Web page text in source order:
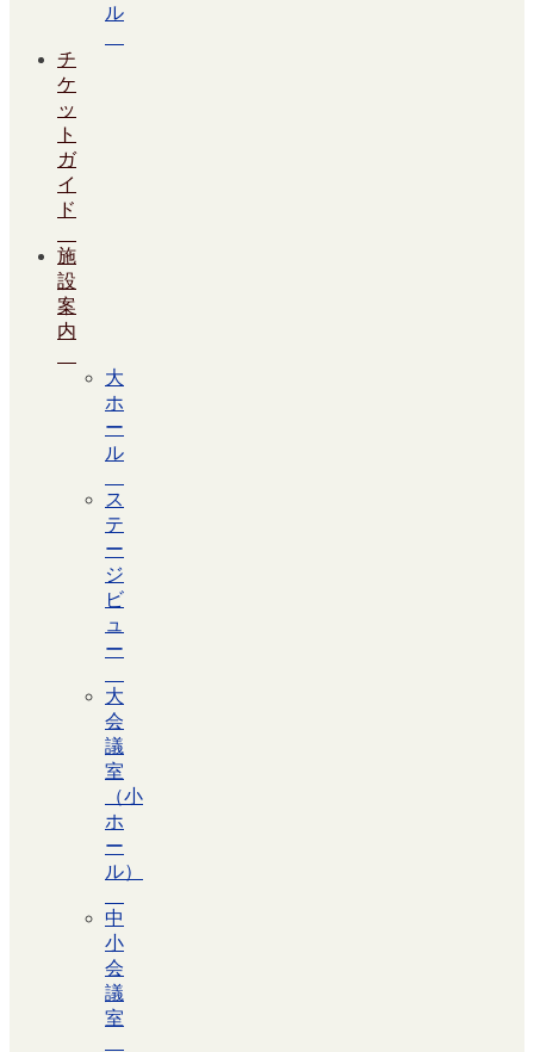
ル
チ
ケ
ッ
ト
ガ
イ
ド
施
設
案
内
大
ホ
ー
ル
ス
テ
ー
ジ
ビ
ュ
ー
大
会
議
室
（小
ホ
ー
ル）
中
小
会
議
室